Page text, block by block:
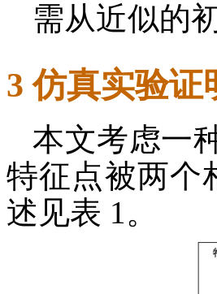
需从近似的
3 仿真实验证
本文考虑一
特征点被两个
述见表 1。